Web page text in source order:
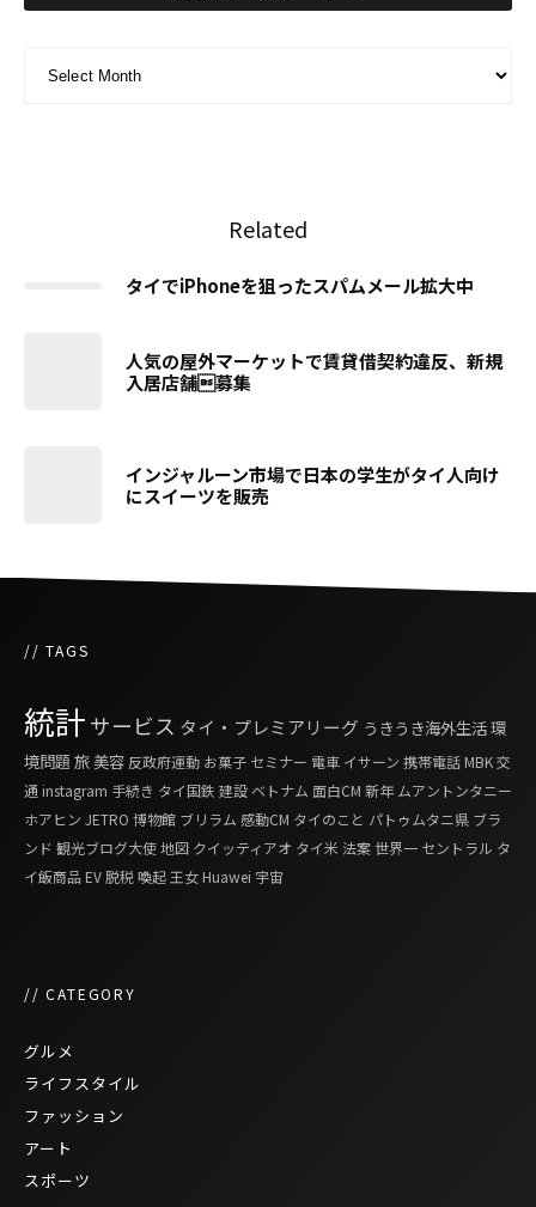
Related
タイでiPhoneを狙ったスパムメール拡大中
人気の屋外マーケットで賃貸借契約違反、新規
入居店舗募集
インジャルーン市場で日本の学生がタイ人向け
にスイーツを販売
// TAGS
統計 サービス タイ・プレミアリーグ うきうき海外生活環
境問題 旅美容 反政府運動 お菓子 セミナー 電車 イサーン 携帯電話MBK交
通 instagram 手続き タイ国鉄 建設 ベトナム 面白CM 新年 ムアントンタニー
ホアヒン JETRO 博物館 ブリラム 感動CM タイのこと パトゥムタニ県 ブラ
ンド 観光ブログ大使地図 クイッティアオ タイ米 法案世界一 セントラル タ
イ飯商品EV脱税 喚起王女Huawei 宇宙
// CATEGORY
グルメ
ライフスタイル
ファッション
アート
スポーツ